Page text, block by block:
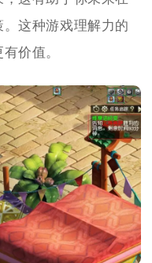
这种游戏理解力的
价值。